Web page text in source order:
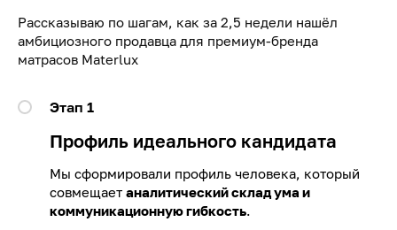
Рассказываю по шагам, как за 2,5 недели нашёл
амбициозного продавца для премиум-бренда
матрасов Materlux
Этап 1
Профиль идеального кандидата
Мы сформировали профиль человека, который
совмещает аналитический склад ума и
коммуникационную гибкость.